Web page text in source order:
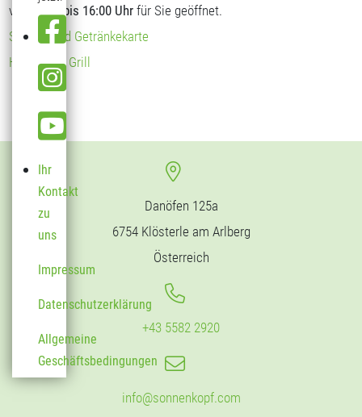
Ihr
Kontakt
zu
uns
Impressum
Datenschutzerklärung
Allgemeine
Geschäftsbedingungen
von
09:00 bis 16:00 Uhr für Sie geöffnet.
Speise- und Getränkekarte
Hendl vom Grill
Danöfen 125a
6754 Klösterle am Arlberg
Österreich
+43 5582 2920
info@sonnenkopf.com